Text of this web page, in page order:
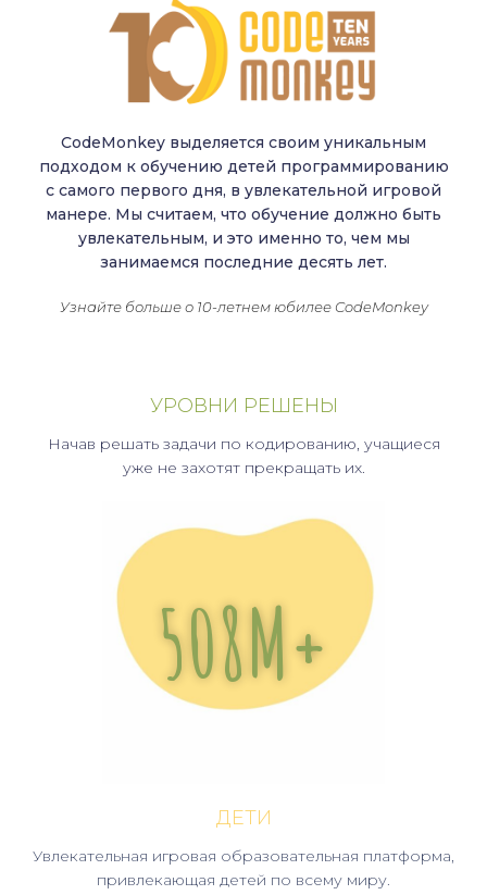
CodeMonkey выделяется своим уникальным
подходом к обучению детей программированию
с самого первого дня, в увлекательной игровой
манере. Мы считаем, что обучение должно быть
увлекательным, и это именно то, чем мы
занимаемся последние десять лет.
Узнайте больше о 10-летнем юбилее CodeMonkey
УРОВНИ РЕШЕНЫ
Начав решать задачи по кодированию, учащиеся
уже не захотят прекращать их.
570М+
ДЕТИ
Увлекательная игровая образовательная платформа,
привлекающая детей по всему миру.